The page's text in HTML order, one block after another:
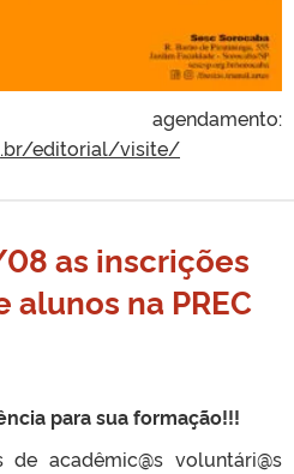
editorial/visite/
as inscrições
na PREC
para sua formação!!!
acadêmic@s voluntári@s